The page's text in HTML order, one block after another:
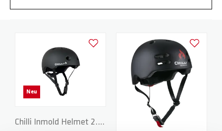
Neu
Chilli Inmold Helmet 2.0
Zur Wunschliste hinzufügen Zur